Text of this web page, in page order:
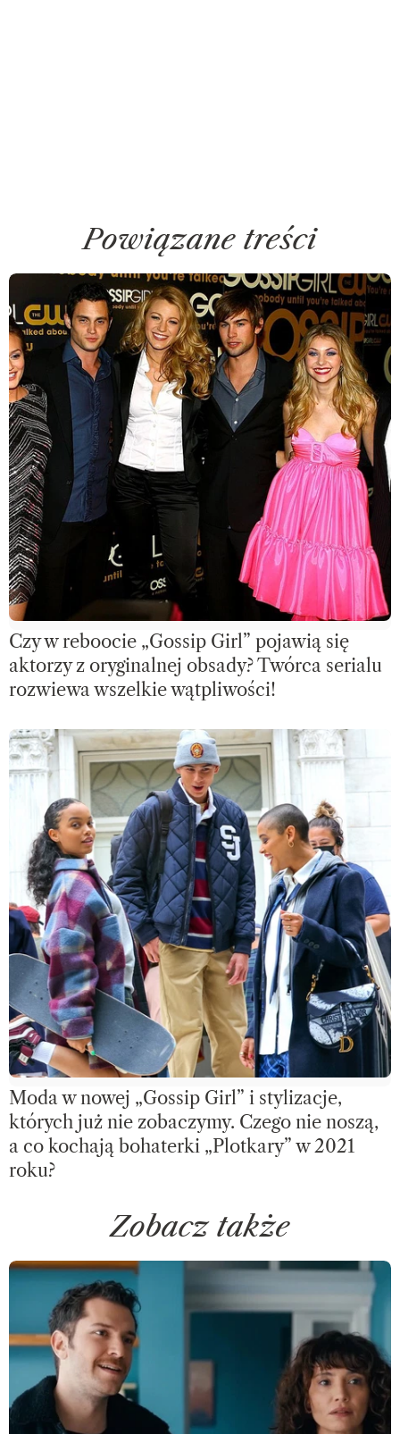
Powiązane treści
Czy w reboocie „Gossip Girl” pojawią się
aktorzy z oryginalnej obsady? Twórca serialu
rozwiewa wszelkie wątpliwości!
Moda w nowej „Gossip Girl” i stylizacje,
których już nie zobaczymy. Czego nie noszą,
a co kochają bohaterki „Plotkary” w 2021
roku?
Zobacz także